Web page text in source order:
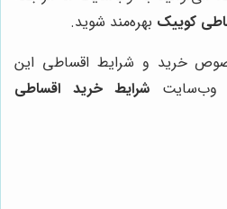
کوییک بهره‌مند شوید.
خرید و شرایط اقساطی این
وب‌سایت شرایط خرید اقساطی